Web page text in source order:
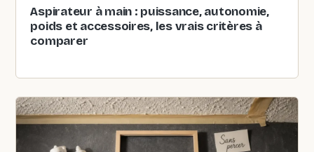
Aspirateur à main : puissance, autonomie,
poids et accessoires, les vrais critères à
comparer